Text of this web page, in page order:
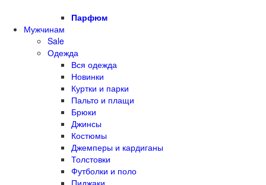
Парфюм
Мужчинам
Sale
Одежда
Вся одежда
Новинки
Куртки и парки
Пальто и плащи
Брюки
Джинсы
Костюмы
Джемперы и кардиганы
Толстовки
Футболки и поло
Пиджаки